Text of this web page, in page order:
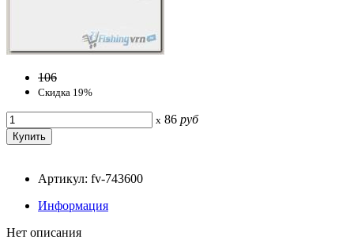
106
Скидка 19%
x 86 руб
Артикул: fv-743600
Информация
Нет описания